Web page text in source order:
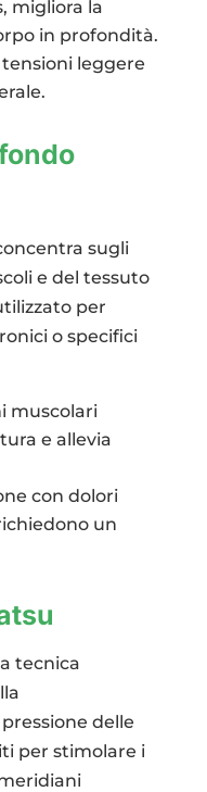
migliora la
in profondità.
leggere
sugli
e del tessuto
per
o specifici
muscolari
e allevia
con dolori
un
tecnica
delle
per stimolare i